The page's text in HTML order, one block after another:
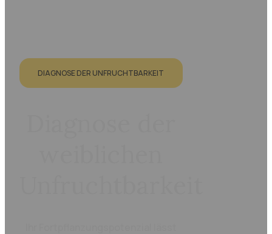
DIAGNOSE DER UNFRUCHTBARKEIT